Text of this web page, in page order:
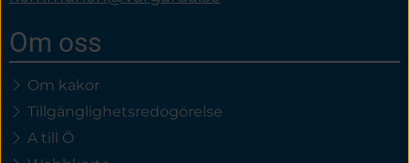
Om oss
Om kakor
Tillgänglighetsredogörelse
A till Ö